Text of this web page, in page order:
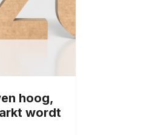
hoog,
wordt